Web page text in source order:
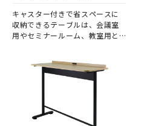
キャスター付きで省スペースに
収納できるテーブルは、会議室
用やセミナールーム、教室用と